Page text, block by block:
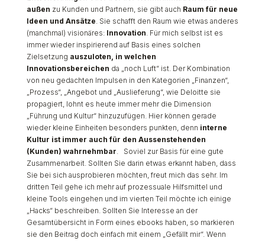
außen zu Kunden und Partnern, sie gibt auch Raum für neue
Ideen und Ansätze. Sie schafft den Raum wie etwas anderes
(manchmal) visionäres: Innovation. Für mich selbst ist es
immer wieder inspirierend auf Basis eines solchen
Zielsetzung auszuloten, in welchen
Innovationsbereichen da „noch Luft“ ist. Der Kombination
von neu gedachten Impulsen in den Kategorien „Finanzen“,
„Prozess“, „Angebot und „Auslieferung“, wie Deloitte sie
propagiert, lohnt es heute immer mehr die Dimension
„Führung und Kultur“ hinzuzufügen. Hier können gerade
wieder kleine Einheiten besonders punkten, denn interne
Kultur ist immer auch für den Aussenstehenden
(Kunden) wahrnehmbar. Soviel zur Basis für eine gute
Zusammenarbeit. Sollten Sie darin etwas erkannt haben, dass
Sie bei sich ausprobieren möchten, freut mich das sehr. Im
dritten Teil gehe ich mehr auf prozessuale Hilfsmittel und
kleine Tools eingehen und im vierten Teil möchte ich einige
„Hacks“ beschreiben. Sollten Sie Interesse an der
Gesamtübersicht in Form eines ebooks haben, so markieren
sie den Beitrag doch einfach mit einem „Gefällt mir“. Wenn